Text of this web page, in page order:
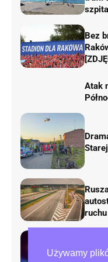
Używamy
Bez
Atak
Starej
ruchu